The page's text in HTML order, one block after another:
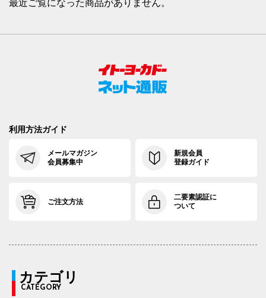
最近ご覧になった商品がありません。
利用方法ガイド
メールマガジン
会員募集中
新規会員
登録ガイド
ご注文方法
二要素認証に
ついて
カテゴリ
CATEGORY